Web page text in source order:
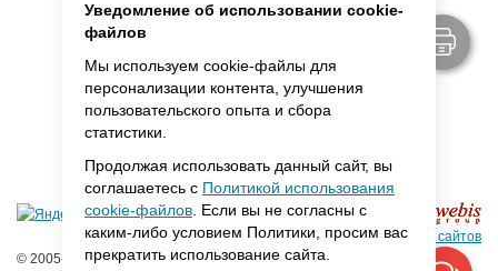
© 2005-2026 ООО «Фарадей»
Создание сайтов
Уведомление об использовании cookie-
файлов
Мы используем cookie-файлы для
персонализации контента, улучшения
пользовательского опыта и сбора
статистики.
Продолжая использовать данный сайт, вы
соглашаетесь с Политикой использования
cookie-файлов . Если вы не согласны с
каким-либо условием Политики, просим вас
прекратить использование сайта.